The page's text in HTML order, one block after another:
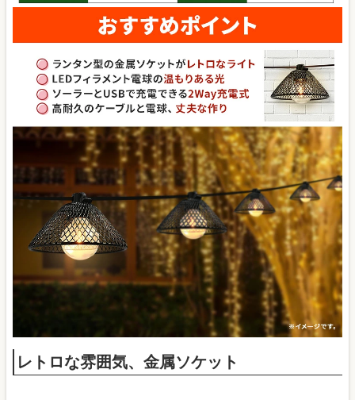
レトロな雰囲気、金属ソケット